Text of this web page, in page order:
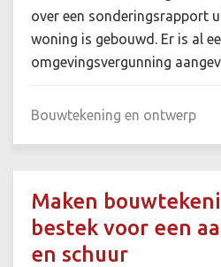
over een sonderingsrapport
woning is gebouwd. Er is al
omgevingsvergunning
Bouwtekening en ontwerp
Maken
bestek voor een
en schuur